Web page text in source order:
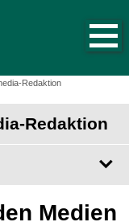
Redaktion
Redaktion
Medien